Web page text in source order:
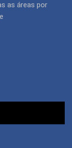
as áreas por